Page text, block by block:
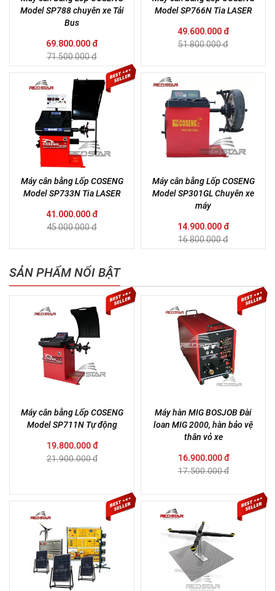
Model SP788 chuyên xe Tải
Bus
69.800.000 đ
71.500.000 đ
Model SP766N Tia LASER
49.600.000 đ
51.800.000 đ
Máy cân bằng Lốp COSENG
Model SP733N Tia LASER
41.000.000 đ
45.000.000 đ
Máy cân bằng Lốp COSENG
Model SP301GL Chuyên xe
máy
14.900.000 đ
16.800.000 đ
SẢN PHẨM NỔI BẬT
Máy cân bằng Lốp COSENG
Model SP711N Tự động
19.800.000 đ
21.900.000 đ
Máy hàn MIG BOSJOB Đài
loan MIG 2000, hàn bảo vệ
thân vỏ xe
16.900.000 đ
17.500.000 đ